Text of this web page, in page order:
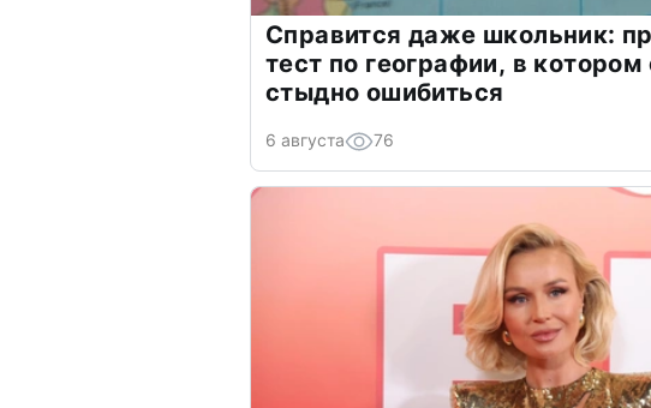
Справится даже школьник:
тест по географии, в котором
стыдно ошибиться
6 августа 76